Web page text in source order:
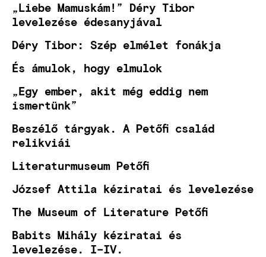
„Liebe Mamuskám!” Déry Tibor
levelezése édesanyjával
Déry Tibor: Szép elmélet fonákja
És ámulok, hogy elmulok
„Egy ember, akit még eddig nem
ismertünk”
Beszélő tárgyak. A Petőfi család
relikviái
Literaturmuseum Petőfi
József Attila kéziratai és levelezése
The Museum of Literature Petőfi
Babits Mihály kéziratai és
levelezése. I–IV.